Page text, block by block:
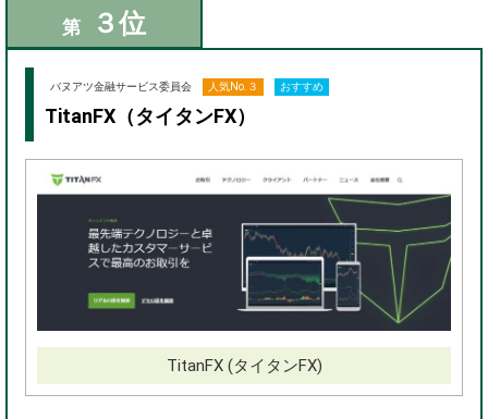
第 ３位
バヌアツ金融サービス委員会 人気No.３ おすすめ
TitanFX（タイタンFX）
TitanFX (タイタンFX)